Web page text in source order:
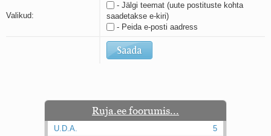
Valikud:
- Jälgi teemat (uute postituste kohta
saadetakse e-kiri)
- Peida e-posti aadress
Ruja.ee foorumis...
U.D.A.
5